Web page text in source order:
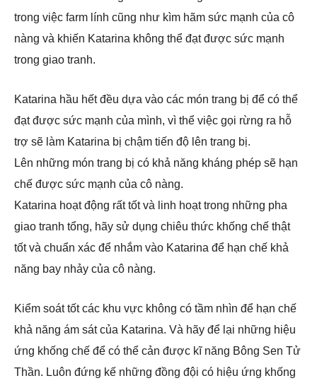
trong việc farm lính cũng như kìm hãm sức mạnh của cô
nàng và khiến Katarina không thể đạt được sức mạnh
trong giao tranh.
Katarina hầu hết đều dựa vào các món trang bị để có thể
đạt được sức mạnh của mình, vì thể việc gọi rừng ra hỗ
trợ sẽ làm Katarina bị chậm tiến độ lên trang bị.
Lên những món trang bị có khả năng kháng phép sẽ hạn
chế được sức mạnh của cô nàng.
Katarina hoạt động rất tốt và linh hoạt trong những pha
giao tranh tổng, hãy sử dụng chiêu thức khống chế thật
tốt và chuẩn xác để nhắm vào Katarina để hạn chế khả
năng bay nhảy của cô nàng.
Kiểm soát tốt các khu vực không có tầm nhìn để hạn chế
khả năng ám sát của Katarina. Và hãy để lại những hiệu
ứng khống chế để có thể cản được kĩ năng Bông Sen Tử
Thần. Luôn đứng kế những đồng đội có hiệu ứng khống